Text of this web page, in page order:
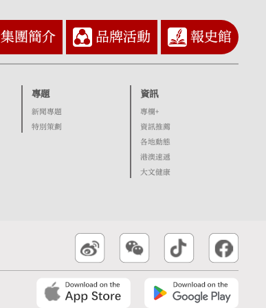
集團簡介 品牌活動 報史館
專題
新聞專題
特別策劃
資訊
專欄+
資訊推薦
各地動態
港澳速遞
大文健康